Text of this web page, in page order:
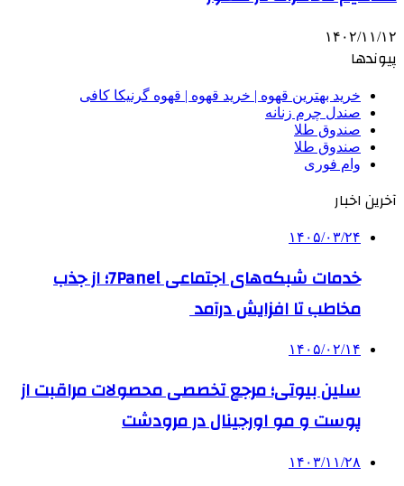
۱۴۰۲/۱۱/۱۲
پیوندها
خرید بهترین قهوه | خرید قهوه | قهوه گرنیکا کافی
صندل چرم زنانه
صندوق طلا
صندوق طلا
وام فوری
آخرین اخبار
۱۴۰۵/۰۳/۲۴
خدمات شبکه‌های اجتماعی 7Panel؛ از جذب
مخاطب تا افزایش درآمد
۱۴۰۵/۰۲/۱۴
سلین بیوتی؛ مرجع تخصصی محصولات مراقبت از
پوست و مو اورجینال در مرودشت
۱۴۰۳/۱۱/۲۸